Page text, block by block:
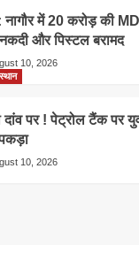
में 20 करोड़ की
और पिस्टल बरामद
10, 2026
पर ! पेट्रोल टैंक पर
10, 2026